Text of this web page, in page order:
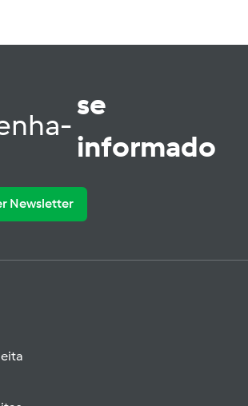
se
informado
Newsletter